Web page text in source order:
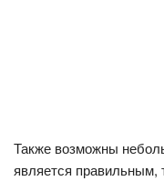
Также возможны
является правильным,